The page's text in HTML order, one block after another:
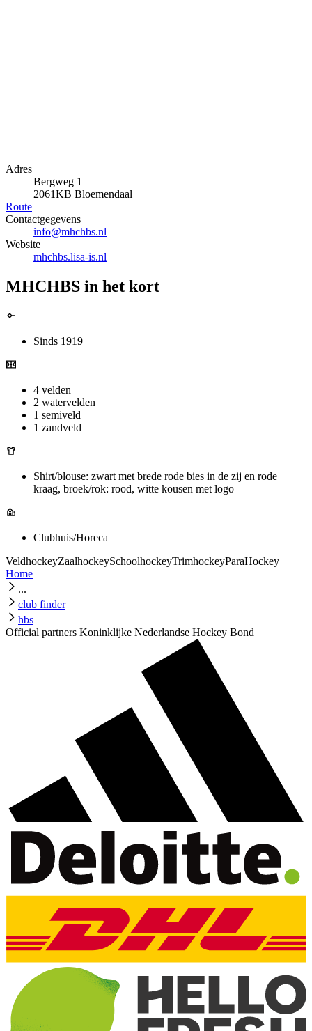
Adres
Bergweg 1
2061KB Bloemendaal
Route
Contactgegevens
info@mhchbs.nl
Website
mhchbs.lisa-is.nl
MHCHBS in het kort
Sinds 1919
4 velden
2 watervelden
1 semiveld
1 zandveld
Shirt/blouse: zwart met brede rode bies in de zij en rode
kraag, broek/rok: rood, witte kousen met logo
Clubhuis/Horeca
VeldhockeyZaalhockeySchoolhockeyTrimhockeyParaHockey
Home
...
club finder
hbs
Official partners Koninklijke Nederlandse Hockey Bond